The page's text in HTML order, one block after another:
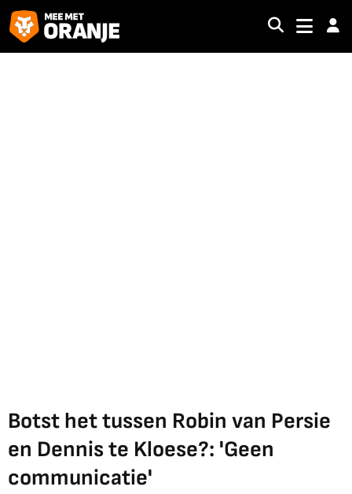
Botst het tussen Robin van Persie
en Dennis te Kloese?: 'Geen
communicatie'